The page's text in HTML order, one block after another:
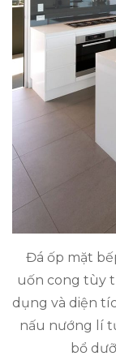
Đá ốp mặt
uốn cong tùy
dụng và diện
nấu nướng lí
bổ